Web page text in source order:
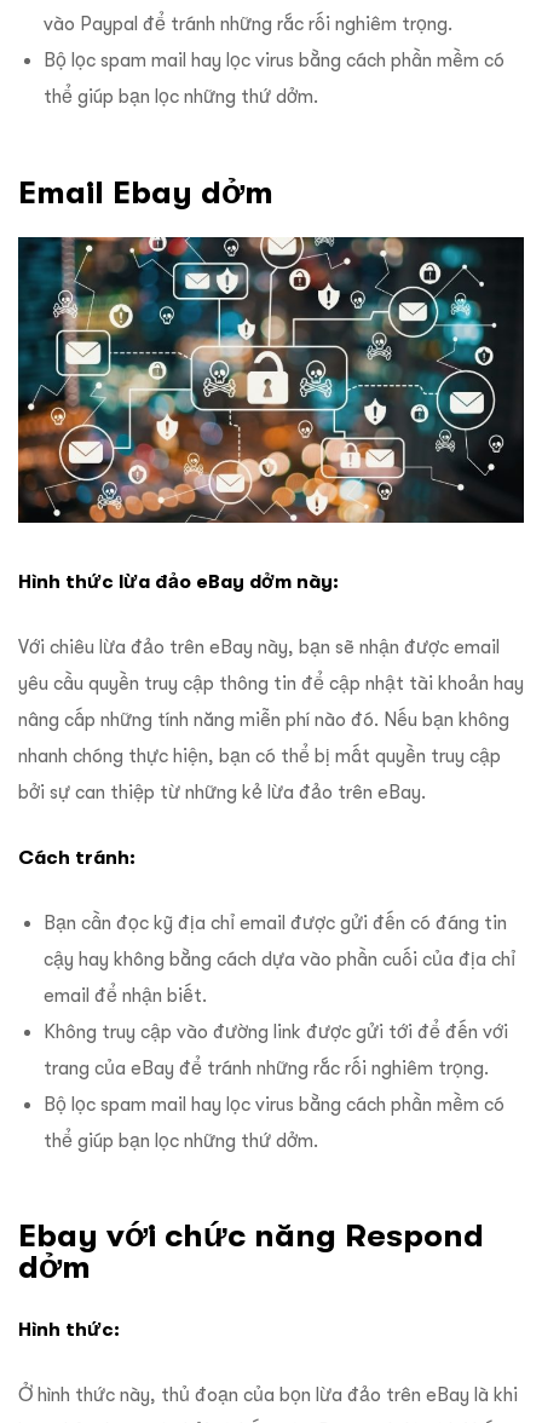
vào Paypal để tránh những rắc rối nghiêm trọng.
Bộ lọc spam mail hay lọc virus bằng cách phần mềm có
thể giúp bạn lọc những thứ dởm.
Email Ebay dởm
Hình thức lừa đảo eBay dởm này:
Với chiêu lừa đảo trên eBay này, bạn sẽ nhận được email
yêu cầu quyền truy cập thông tin để cập nhật tài khoản hay
nâng cấp những tính năng miễn phí nào đó. Nếu bạn không
nhanh chóng thực hiện, bạn có thể bị mất quyền truy cập
bởi sự can thiệp từ những kẻ lừa đảo trên eBay.
Cách tránh:
Bạn cần đọc kỹ địa chỉ email được gửi đến có đáng tin
cậy hay không bằng cách dựa vào phần cuối của địa chỉ
email để nhận biết.
Không truy cập vào đường link được gửi tới để đến với
trang của eBay để tránh những rắc rối nghiêm trọng.
Bộ lọc spam mail hay lọc virus bằng cách phần mềm có
thể giúp bạn lọc những thứ dởm.
Ebay với chức năng Respond
dởm
Hình thức:
Ở hình thức này, thủ đoạn của bọn lừa đảo trên eBay là khi